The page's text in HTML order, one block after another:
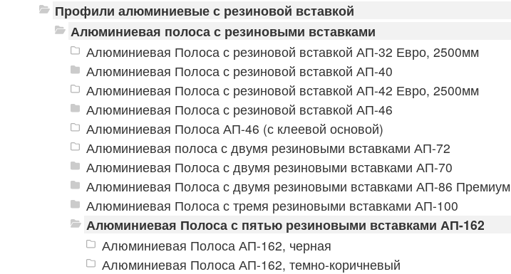
Профили алюминиевые с резиновой вставкой
Алюминиевая полоса с резиновыми вставками
Алюминиевая Полоса с резиновой вставкой АП-32 Евро, 2500мм
Алюминиевая Полоса с резиновой вставкой АП-40
Алюминиевая Полоса с резиновой вставкой АП-42 Евро, 2500мм
Алюминиевая Полоса с резиновой вставкой АП-46
Алюминиевая Полоса АП-46 (с клеевой основой)
Алюминиевая полоса с двумя резиновыми вставками АП-72
Алюминиевая Полоса с двумя резиновыми вставками АП-70
Алюминиевая Полоса с двумя резиновыми вставками АП-86 Премиум
Алюминиевая Полоса с тремя резиновыми вставками АП-100
Алюминиевая Полоса с пятью резиновыми вставками АП-162
Алюминиевая Полоса АП-162, черная
Алюминиевая Полоса АП-162, темно-коричневый